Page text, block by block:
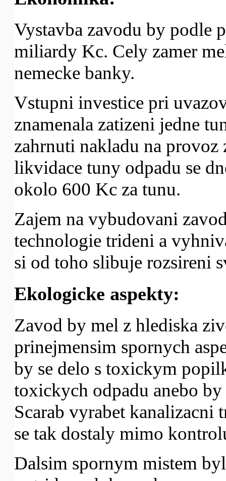
Vystavba zavodu by podle
miliardy Kc. Cely zamer
nemecke banky.
Vstupni investice pri
znamenala zatizeni jedne
zahrnuti nakladu na provoz
likvidace tuny odpadu se
okolo 600 Kc za tunu.
Zajem na vybudovani
technologie trideni a
si od toho slibuje rozsireni
Ekologicke aspekty:
Zavod by mel z hlediska
prinejmensim spornych
by se delo s toxickym
toxickych odpadu anebo
Scarab vyrabet
se tak dostaly mimo
Dalsim spornym mistem